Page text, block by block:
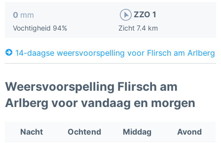
0 mm
Vochtigheid 94%
ZZO 1
Zicht 7.4 km
14-daagse weersvoorspelling voor Flirsch am Arlberg
Weersvoorspelling Flirsch am
Arlberg voor vandaag en morgen
Nacht Ochtend Middag Avond